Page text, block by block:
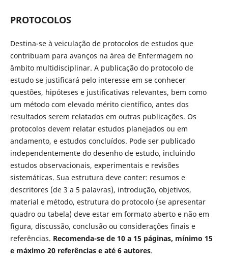
PROTOCOLOS
Destina-se à veiculação de protocolos de estudos que
contribuam para avanços na área de Enfermagem no
âmbito multidisciplinar. A publicação do protocolo de
estudo se justificará pelo interesse em se conhecer
questões, hipóteses e justificativas relevantes, bem como
um método com elevado mérito científico, antes dos
resultados serem relatados em outras publicações. Os
protocolos devem relatar estudos planejados ou em
andamento, e estudos concluídos. Pode ser publicado
independentemente do desenho de estudo, incluindo
estudos observacionais, experimentais e revisões
sistemáticas. Sua estrutura deve conter: resumos e
descritores (de 3 a 5 palavras), introdução, objetivos,
material e método, estrutura do protocolo (se apresentar
quadro ou tabela) deve estar em formato aberto e não em
figura, discussão, conclusão ou considerações finais e
referências. Recomenda-se de 10 a 15 páginas, mínimo 15
e máximo 20 referências e até 6 autores.